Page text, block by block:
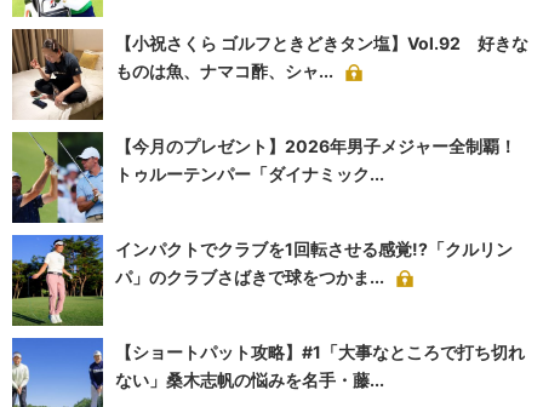
【小祝さくら ゴルフときどきタン塩】Vol.92 好きな
ものは魚、ナマコ酢、シャ...
【今月のプレゼント】2026年男子メジャー全制覇！
トゥルーテンパー「ダイナミック...
インパクトでクラブを1回転させる感覚!?「クルリン
パ」のクラブさばきで球をつかま...
【ショートパット攻略】#1「大事なところで打ち切れ
ない」桑木志帆の悩みを名手・藤...